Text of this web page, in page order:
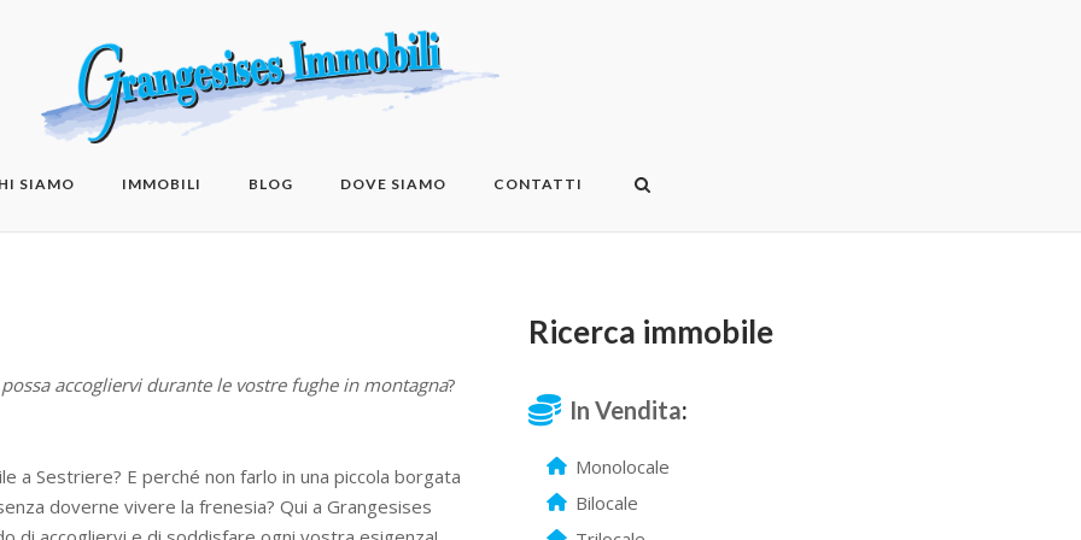
SIAMO IMMOBILI BLOG DOVE SIAMO CONTATTI
accogliervi durante le vostre fughe in montagna?
Sestriere? E perché non farlo in una piccola borgata
doverne vivere la frenesia? Qui a Grangesises
Ricerca immobile
In Vendita:
Monolocale
Bilocale